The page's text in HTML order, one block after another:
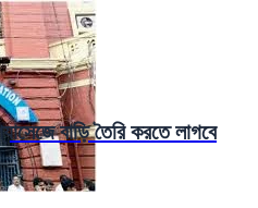
বাড়ি তৈরি করতে লাগবে